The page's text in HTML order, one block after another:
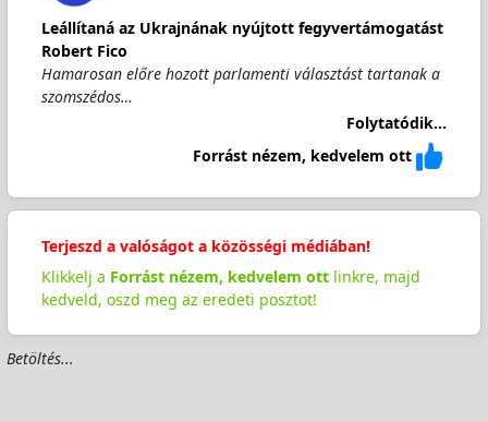
Leállítaná az Ukrajnának nyújtott fegyvertámogatást
Robert Fico
Hamarosan előre hozott parlamenti választást tartanak a
szomszédos…
Folytatódik...
Forrást nézem, kedvelem ott
Terjeszd a valóságot a közösségi médiában!
Klikkelj a Forrást nézem, kedvelem ottlinkre, majd
kedveld, oszd meg az eredeti posztot!
Betöltés...